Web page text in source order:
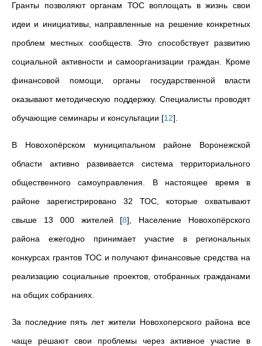
Гранты позволяют органам ТОС воплощать в жизнь свои
идеи и инициативы, направленные на решение конкретных
проблем местных сообществ. Это способствует развитию
социальной активности и самоорганизации граждан. Кроме
финансовой помощи, органы государственной власти
оказывают методическую поддержку. Специалисты проводят
обучающие семинары и консультации [12]
В Новохопёрском муниципальном районе Воронежской
области активно развивается система территориального
общественного самоуправления. В настоящее время в
районе зарегистрировано 32 ТОС, которые охватывают
свыше 13 000 жителей [8] , Население Новохопёрского
района ежегодно принимает участие в региональных
конкурсах грантов ТОС и получают финансовые средства на
реализацию социальные проектов, отобранных гражданами
на общих собраниях.
За последние пять лет жители Новохоперского района все
чаще решают свои проблемы через активное участие в